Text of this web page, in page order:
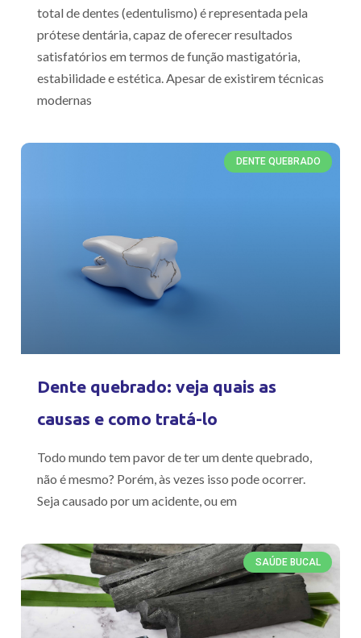
total de dentes (edentulismo) é representada pela
prótese dentária, capaz de oferecer resultados
satisfatórios em termos de função mastigatória,
estabilidade e estética. Apesar de existirem técnicas
modernas
DENTE QUEBRADO
Dente quebrado: veja quais as
causas e como tratá-lo
Todo mundo tem pavor de ter um dente quebrado,
não é mesmo? Porém, às vezes isso pode ocorrer.
Seja causado por um acidente, ou em
SAÚDE BUCAL